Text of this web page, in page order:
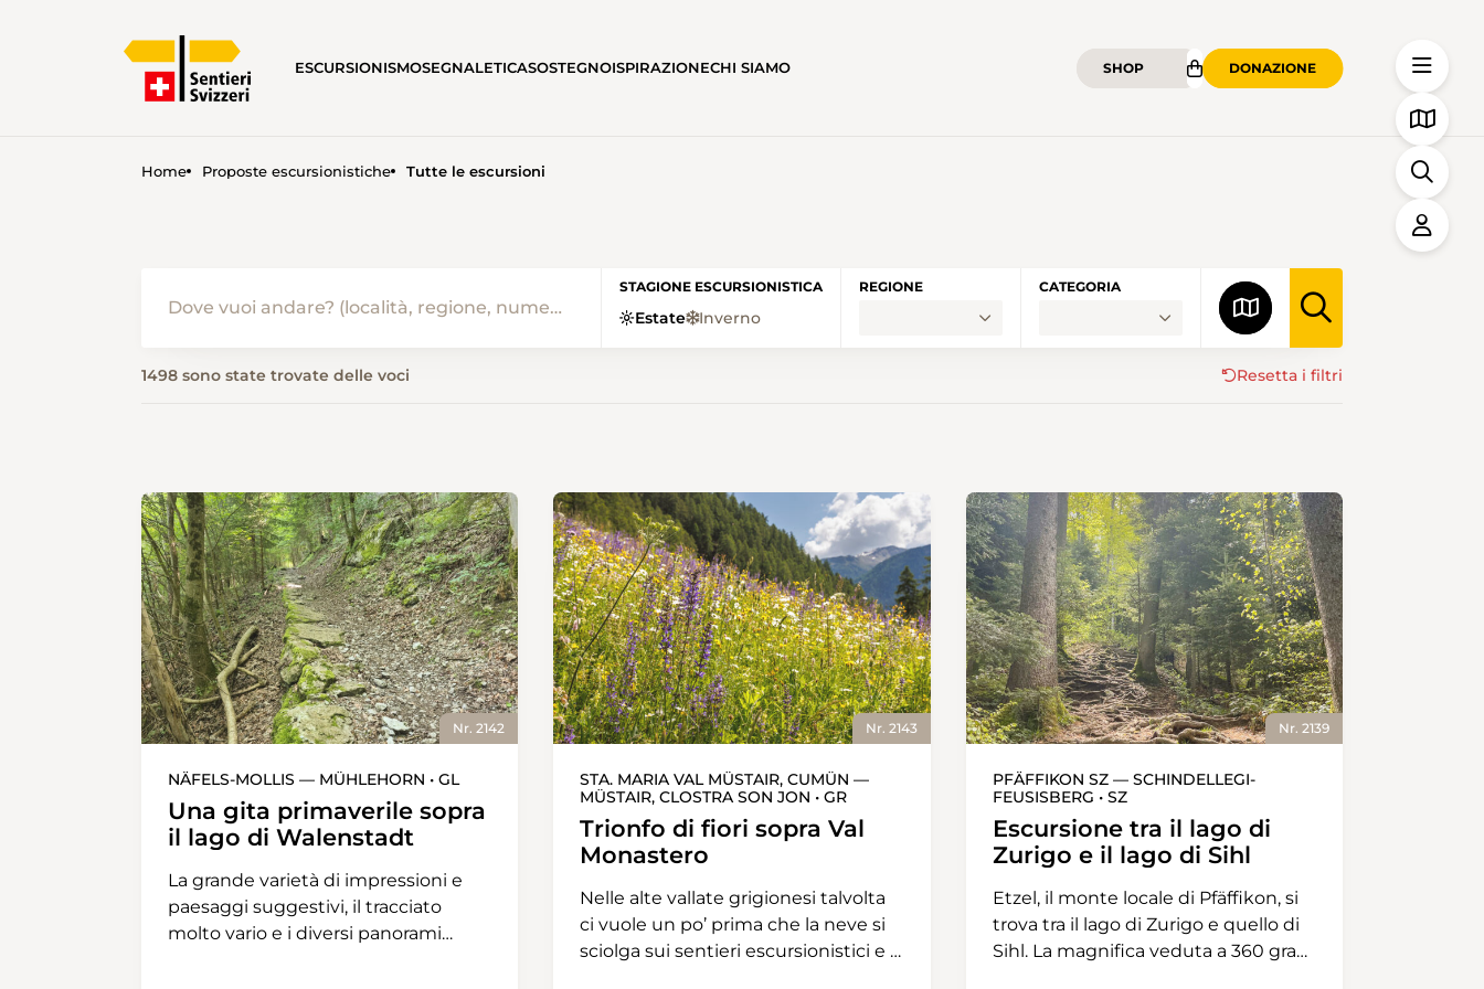
ESCURSIONISMOSEGNALETICASOSTEGNOISPIRAZIONECHI SIAMO SHOP DONAZIONE
Home Proposte escursionistiche Tutte le escursioni
STAGIONE ESCURSIONISTICA
Estate Inverno
REGIONE CATEGORIA
1498 sono state trovate delle voci Resetta i filtri
Nr. 2142
NÄFELS-MOLLIS — MÜHLEHORN • GL
Una gita primaverile sopra
il lago di Walenstadt
La grande varietà di impressioni e
paesaggi suggestivi, il tracciato
molto vario e i diversi panorami
Nr. 2143
STA. MARIA VAL MÜSTAIR, CUMÜN —
MÜSTAIR, CLOSTRA SON JON • GR
Trionfo di fiori sopra Val
Monastero
Nelle alte vallate grigionesi talvolta
ci vuole un po’ prima che la neve si
sciolga sui sentieri escursionistici e i
Nr. 2139
PFÄFFIKON SZ — SCHINDELLEGI-
FEUSISBERG • SZ
Escursione tra il lago di
Zurigo e il lago di Sihl
Etzel, il monte locale di Pfäffikon, si
trova tra il lago di Zurigo e quello di
Sihl. La magnifica veduta a 360 gradi